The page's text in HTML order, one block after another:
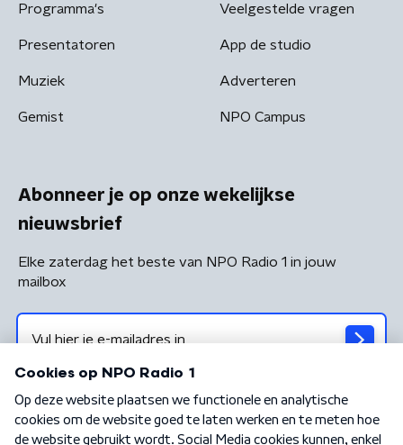
Programma's
Presentatoren
Muziek
Gemist
Veelgestelde vragen
App de studio
Adverteren
NPO Campus
Abonneer je op onze wekelijkse
nieuwsbrief
Elke zaterdag het beste van NPO Radio 1 in jouw
mailbox